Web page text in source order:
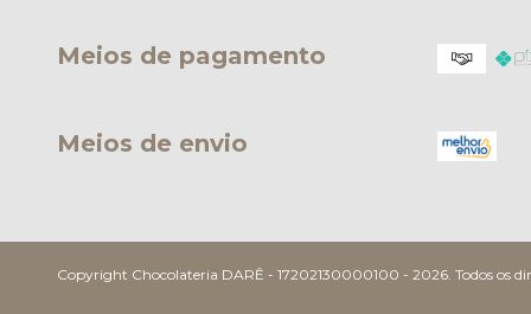
Meios de pagamento
Meios de envio
Copyright Chocolateria DARÊ - 17202130000100 - 2026. Todos os